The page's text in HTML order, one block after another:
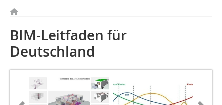
BIM-Leitfaden für
Deutschland